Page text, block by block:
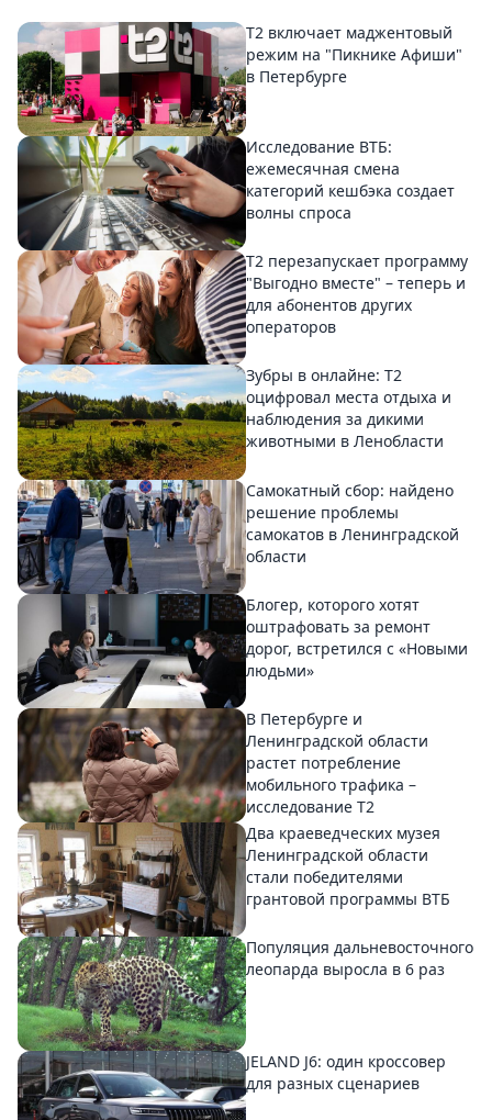
Т2 включает маджентовый
режим на "Пикнике Афиши"
в Петербурге
Исследование ВТБ:
ежемесячная смена
категорий кешбэка создает
волны спроса
Т2 перезапускает программу
"Выгодно вместе" – теперь и
для абонентов других
операторов
Зубры в онлайне: Т2
оцифровал места отдыха и
наблюдения за дикими
животными в Ленобласти
Самокатный сбор: найдено
решение проблемы
самокатов в Ленинградской
области
Блогер, которого хотят
оштрафовать за ремонт
дорог, встретился с «Новыми
людьми»
В Петербурге и
Ленинградской области
растет потребление
мобильного трафика –
исследование T2
Два краеведческих музея
Ленинградской области
стали победителями
грантовой программы ВТБ
Популяция дальневосточного
леопарда выросла в 6 раз
JELAND J6: один кроссовер
для разных сценариев